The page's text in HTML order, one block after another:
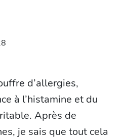
d’allergies,
à l’histamine et du
Après de
je sais que tout cela